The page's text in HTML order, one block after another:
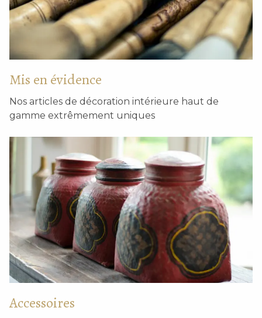
Panier en bois Boîte de nouilles plates.
Plateau de séchage du
thé en bambou fin
M – panier en bois rouge
avec poignée
Mis en évidence
Nos articles de décoration intérieure haut de
gamme extrêmement uniques
Accessoires